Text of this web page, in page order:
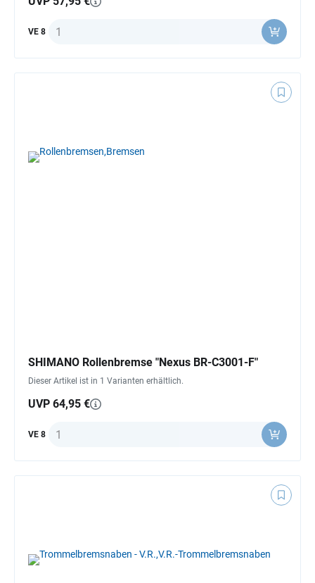
VE 8 Anzahl
SHIMANO Rollenbremse "Nexus BR-C3001-F"
Dieser Artikel ist in 1 Varianten erhältlich.
UVP 64,95 €
VE 8 Anzahl